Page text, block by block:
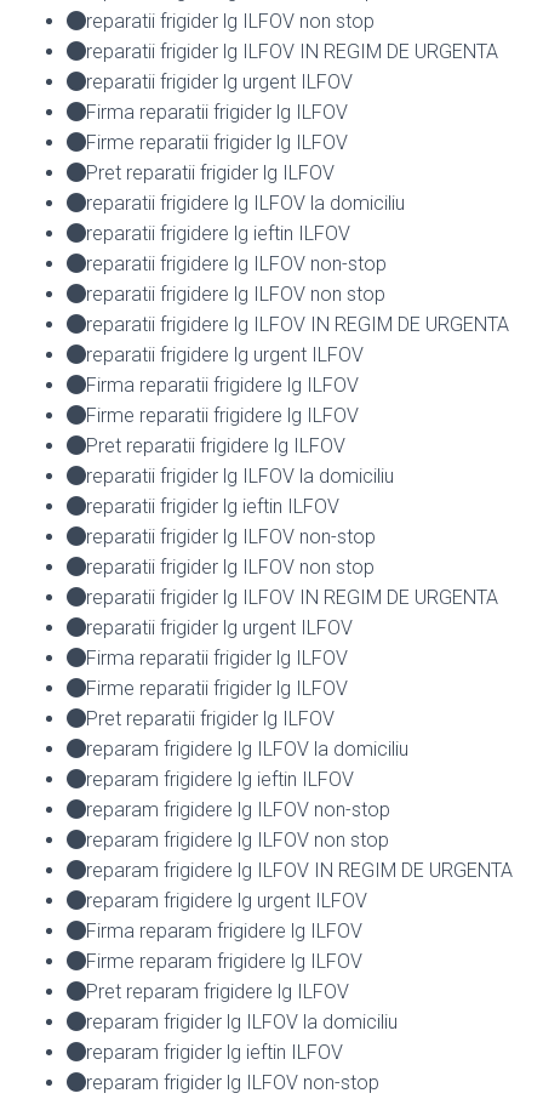
reparatii frigider lg ILFOV non stop
reparatii frigider lg ILFOV IN REGIM DE URGENTA
reparatii frigider lg urgent ILFOV
Firma reparatii frigider lg ILFOV
Firme reparatii frigider lg ILFOV
Pret reparatii frigider lg ILFOV
reparatii frigidere lg ILFOV la domiciliu
reparatii frigidere lg ieftin ILFOV
reparatii frigidere lg ILFOV non-stop
reparatii frigidere lg ILFOV non stop
reparatii frigidere lg ILFOV IN REGIM DE URGENTA
reparatii frigidere lg urgent ILFOV
Firma reparatii frigidere lg ILFOV
Firme reparatii frigidere lg ILFOV
Pret reparatii frigidere lg ILFOV
reparatii frigider lg ILFOV la domiciliu
reparatii frigider lg ieftin ILFOV
reparatii frigider lg ILFOV non-stop
reparatii frigider lg ILFOV non stop
reparatii frigider lg ILFOV IN REGIM DE URGENTA
reparatii frigider lg urgent ILFOV
Firma reparatii frigider lg ILFOV
Firme reparatii frigider lg ILFOV
Pret reparatii frigider lg ILFOV
reparam frigidere lg ILFOV la domiciliu
reparam frigidere lg ieftin ILFOV
reparam frigidere lg ILFOV non-stop
reparam frigidere lg ILFOV non stop
reparam frigidere lg ILFOV IN REGIM DE URGENTA
reparam frigidere lg urgent ILFOV
Firma reparam frigidere lg ILFOV
Firme reparam frigidere lg ILFOV
Pret reparam frigidere lg ILFOV
reparam frigider lg ILFOV la domiciliu
reparam frigider lg ieftin ILFOV
reparam frigider lg ILFOV non-stop